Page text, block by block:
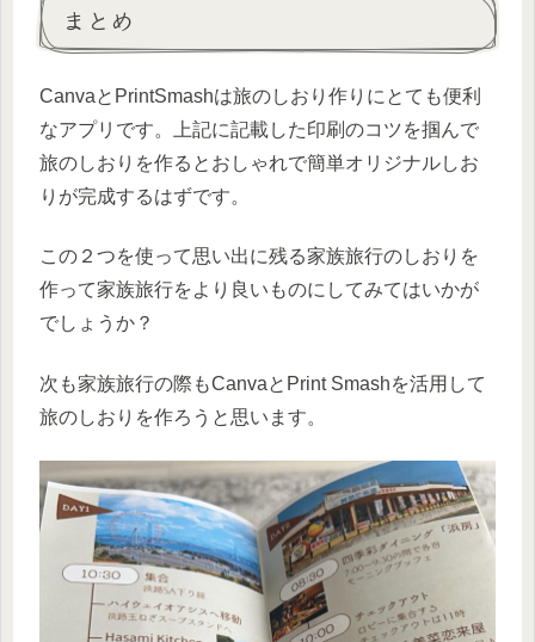
まとめ
CanvaとPrintSmashは旅のしおり作りにとても便利
なアプリです。上記に記載した印刷のコツを掴んで
旅のしおりを作るとおしゃれで簡単オリジナルしお
りが完成するはずです。
この２つを使って思い出に残る家族旅行のしおりを
作って家族旅行をより良いものにしてみてはいかが
でしょうか？
次も家族旅行の際もCanvaとPrint Smashを活用して
旅のしおりを作ろうと思います。